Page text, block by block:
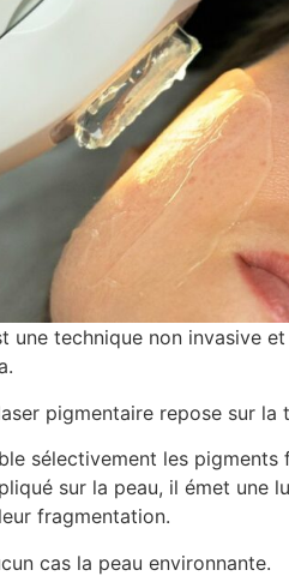
une technique non invasive
pigmentaire repose sur la
sélectivement les pigments
sur la peau, il émet une
fragmentation.
cas la peau environnante.